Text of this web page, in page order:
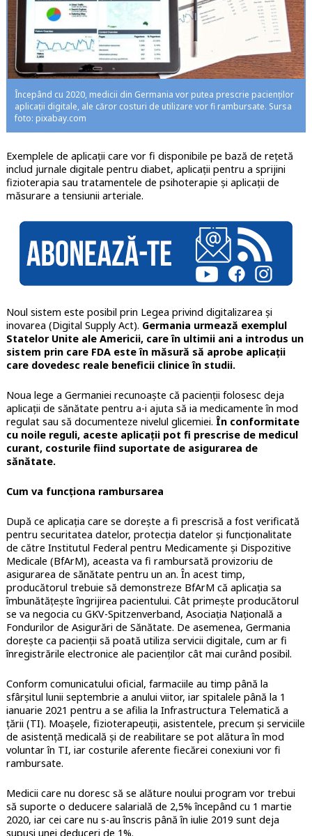
Începând cu 2020, medicii din Germania vor putea prescrie pacienților
aplicații digitale, ale căror costuri de utilizare vor fi rambursate. Sursa
foto: pixabay.com
Exemplele de aplicații care vor fi disponibile pe bază de rețetă
includ jurnale digitale pentru diabet, aplicații pentru a sprijini
fizioterapia sau tratamentele de psihoterapie și aplicații de
măsurare a tensiunii arteriale.
Noul sistem este posibil prin Legea privind digitalizarea și
inovarea (Digital Supply Act). Germania urmează exemplul
Statelor Unite ale Americii, care în ultimii ani a introdus un
sistem prin care FDA este în măsură să aprobe aplicații
care dovedesc reale beneficii clinice în studii.
Noua lege a Germaniei recunoaște că pacienții folosesc deja
aplicații de sănătate pentru a-i ajuta să ia medicamente în mod
regulat sau să documenteze nivelul glicemiei. În conformitate
cu noile reguli, aceste aplicații pot fi prescrise de medicul
curant, costurile fiind suportate de asigurarea de
sănătate.
Cum va funcționa rambursarea
După ce aplicația care se dorește a fi prescrisă a fost verificată
pentru securitatea datelor, protecția datelor și funcționalitate
de către Institutul Federal pentru Medicamente și Dispozitive
Medicale (BfArM), aceasta va fi rambursată provizoriu de
asigurarea de sănătate pentru un an. În acest timp,
producătorul trebuie să demonstreze BfArM că aplicația sa
îmbunătățește îngrijirea pacientului. Cât primește producătorul
se va negocia cu GKV-Spitzenverband, Asociația Națională a
Fondurilor de Asigurări de Sănătate. De asemenea, Germania
dorește ca pacienții să poată utiliza servicii digitale, cum ar fi
înregistrările electronice ale pacienților cât mai curând posibil.
Conform comunicatului oficial, farmaciile au timp până la
sfârșitul lunii septembrie a anului viitor, iar spitalele până la 1
ianuarie 2021 pentru a se afilia la Infrastructura Telematică a
țării (TI). Moașele, fizioterapeuții, asistentele, precum și serviciile
de asistență medicală și de reabilitare se pot alătura în mod
voluntar în TI, iar costurile aferente fiecărei conexiuni vor fi
rambursate.
Medicii care nu doresc să se alăture noului program vor trebui
să suporte o deducere salarială de 2,5% începând cu 1 martie
2020, iar cei care nu s-au înscris până în iulie 2019 sunt deja
supuși unei deduceri de 1%.